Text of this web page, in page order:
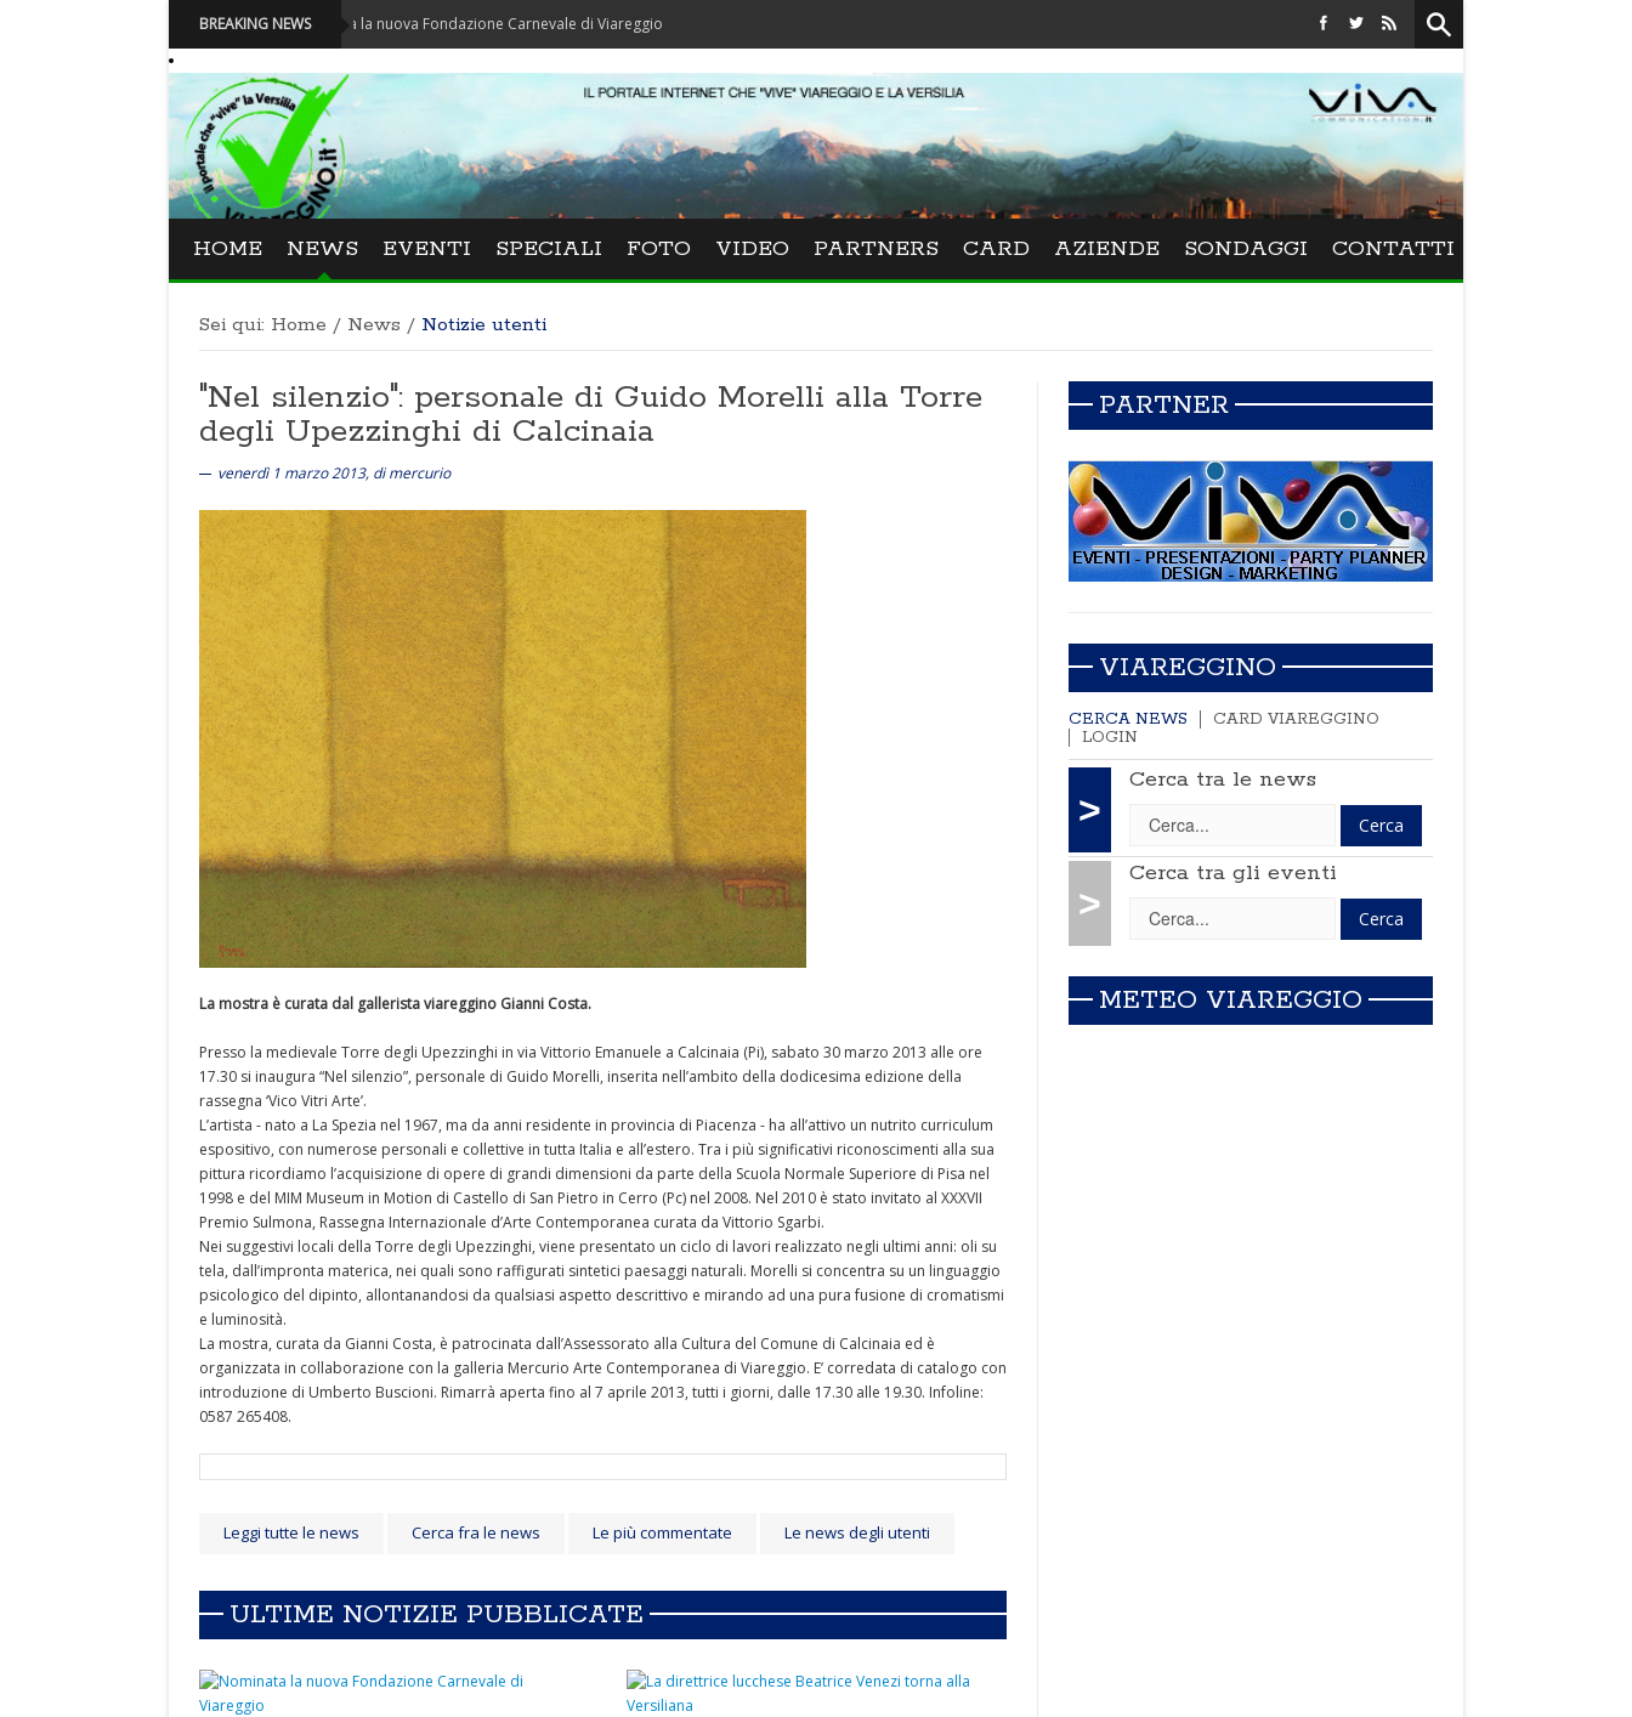
BREAKING NEWS
Carnevale - Nominata la nuova Fondazione Carnevale di Viareggio Festival La Versiliana - La direttrice lucchese Beatrice
HOME NEWS EVENTI SPECIALI FOTO VIDEO PARTNERS CARD AZIENDE SONDAGGI CONTATTI
Sei qui: Home / News / Notizie utenti
"Nel silenzio": personale di Guido Morelli alla Torre
degli Upezzinghi di Calcinaia
venerdì 1 marzo 2013, di mercurio
La mostra è curata dal gallerista viareggino Gianni Costa.
Presso la medievale Torre degli Upezzinghi in via Vittorio Emanuele a Calcinaia (Pi), sabato 30 marzo 2013 alle ore
17.30 si inaugura “Nel silenzio”, personale di Guido Morelli, inserita nell’ambito della dodicesima edizione della
rassegna ‘Vico Vitri Arte’.
L’artista - nato a La Spezia nel 1967, ma da anni residente in provincia di Piacenza - ha all’attivo un nutrito curriculum
espositivo, con numerose personali e collettive in tutta Italia e all’estero. Tra i più significativi riconoscimenti alla sua
pittura ricordiamo l’acquisizione di opere di grandi dimensioni da parte della Scuola Normale Superiore di Pisa nel
1998 e del MIM Museum in Motion di Castello di San Pietro in Cerro (Pc) nel 2008. Nel 2010 è stato invitato al XXXVII
Premio Sulmona, Rassegna Internazionale d’Arte Contemporanea curata da Vittorio Sgarbi.
Nei suggestivi locali della Torre degli Upezzinghi, viene presentato un ciclo di lavori realizzato negli ultimi anni: oli su
tela, dall’impronta materica, nei quali sono raffigurati sintetici paesaggi naturali. Morelli si concentra su un linguaggio
psicologico del dipinto, allontanandosi da qualsiasi aspetto descrittivo e mirando ad una pura fusione di cromatismi
e luminosità.
La mostra, curata da Gianni Costa, è patrocinata dall’Assessorato alla Cultura del Comune di Calcinaia ed è
organizzata in collaborazione con la galleria Mercurio Arte Contemporanea di Viareggio. E’ corredata di catalogo con
introduzione di Umberto Buscioni. Rimarrà aperta fino al 7 aprile 2013, tutti i giorni, dalle 17.30 alle 19.30. Infoline:
0587 265408.
Leggi tutte le news Cerca fra le news Le più commentate Le news degli utenti
ULTIME NOTIZIE PUBBLICATE
PARTNER
VIAREGGINO
CERCA NEWS
CARD VIAREGGINO
LOGIN
>
Cerca tra le news
>
Cerca tra gli eventi
METEO VIAREGGIO